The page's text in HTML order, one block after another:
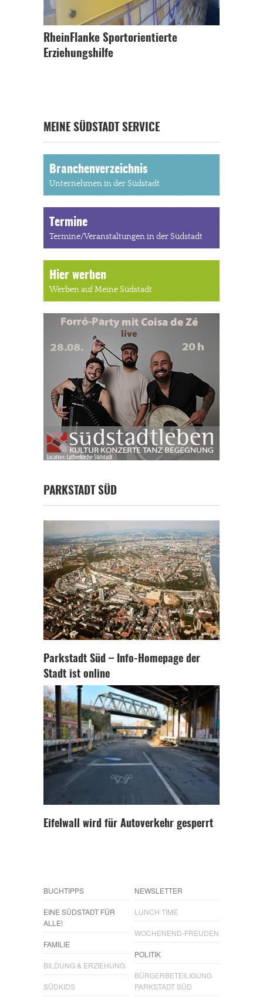
RheinFlanke Sportorientierte
Erziehungshilfe
MEINE SÜDSTADT SERVICE
Branchenverzeichnis
Unternehmen in der Südstadt
Termine
Termine/Veranstaltungen in der Südstadt
Hier werben
Werben auf Meine Südstadt
PARKSTADT SÜD
Parkstadt Süd – Info-Homepage der
Stadt ist online
Eifelwall wird für Autoverkehr gesperrt
BUCHTIPPS
EINE SÜDSTADT FÜR
ALLE!
FAMILIE
BILDUNG & ERZIEHUNG
SÜDKIDS
NEWSLETTER
LUNCH TIME
WOCHENEND-FREUDEN
POLITIK
BÜRGERBETEILIGUNG
PARKSTADT SÜD